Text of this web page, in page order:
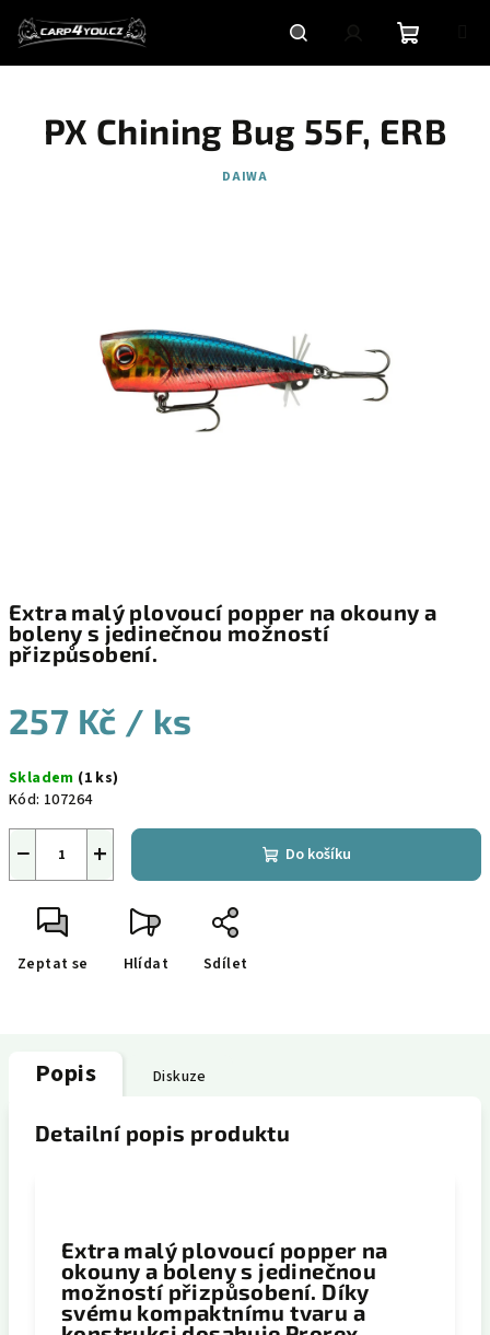
obsah
HledatPřihlášeníNákupní
košík
Extra malý plovoucí popper na okouny a
boleny s jedinečnou možností
přizpůsobení.
257 Kč / ks
cena:
Skladem (1 ks)
Kód: 107264
+
− Do košíku
Zeptat se Hlídat Sdílet
PX Chining Bug 55F, ERB
DAIWA
Popis Diskuze
Detailní popis produktu
Extra malý plovoucí popper na
okouny a boleny s jedinečnou
možností přizpůsobení. Díky
svému kompaktnímu tvaru a